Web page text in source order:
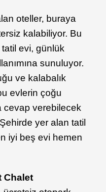
oteller, buraya
kalabiliyor. Bu
evi, günlük
sunuluyor.
ve kalabalık
evlerin çoğu
cevap verebilecek
yer alan tatil
iyi beş evi hemen
Chalet